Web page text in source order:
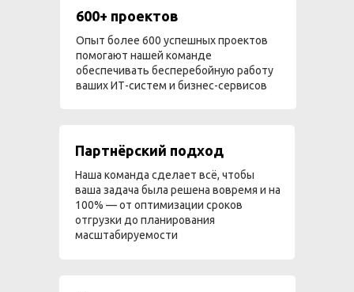
600+ проектов
Опыт более 600 успешных проектов
помогают нашей команде
обеспечивать бесперебойную работу
ваших ИТ-систем и бизнес-сервисов
Партнёрский подход
Наша команда сделает всё, чтобы
ваша задача была решена вовремя и на
100% — от оптимизации сроков
отгрузки до планирования
масштабируемости